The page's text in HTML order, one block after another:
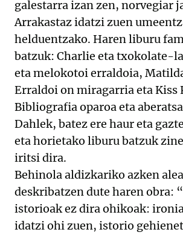
galestarra izan zen, norvegiar
Arrakastaz idatzi zuen
helduentzako. Haren liburu
batzuk: Charlie eta txokolate-
eta melokotoi erraldoia,
Erraldoi on miragarria eta Kiss
Bibliografia oparoa eta
Dahlek, batez ere haur eta
eta horietako liburu batzuk
iritsi dira.
Behinola aldizkariko azken
deskribatzen dute haren obra:
istorioak ez dira ohikoak:
idatzi ohi zuen, istorio